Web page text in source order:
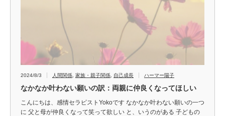
2024/8/3 人間関係 家族・親子関係 自己成長 ハーマー陽子
なかなか叶わない願いの訳：両親に仲良くなってほしい
こんにちは、感情セラピストYokoです なかなか叶わない願いの一つ
に 父と母が仲良くなって笑って欲しい と、いうのがある 子どもの